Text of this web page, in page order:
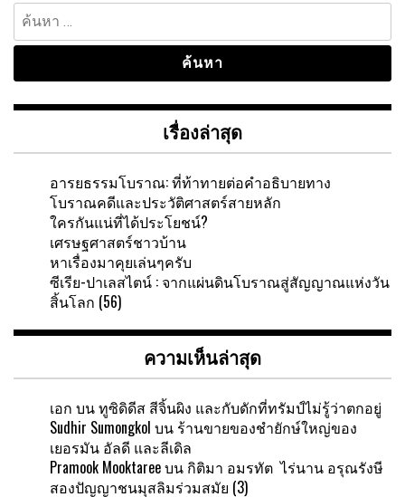
ค้นหา
สำหรับ:
เรื่องล่าสุด
อารยธรรมโบราณ: ที่ท้าทายต่อคำอธิบายทาง
โบราณคดีและประวัติศาสตร์สายหลัก
ใครกันแน่ที่ได้ประโยชน์?
เศรษฐศาสตร์ชาวบ้าน
หาเรื่องมาคุยเล่นๆครับ
ซีเรีย-ปาเลสไตน์ : จากแผ่นดินโบราณสู่สัญญาณแห่งวัน
สิ้นโลก (56)
ความเห็นล่าสุด
เอก บนทูซิดิดีส สีจิ้นผิง และกับดักที่ทรัมป์ไม่รู้ว่าตกอยู่
Sudhir Sumongkol บน ร้านขายของชำยักษ์ใหญ่ของ
เยอรมัน อัลดี และลีเดิล
Pramook Mooktareeบน กิติมา อมรทัต ไร่นาน อรุณรังษี
สองปัญญาชนมุสลิมร่วมสมัย (3)